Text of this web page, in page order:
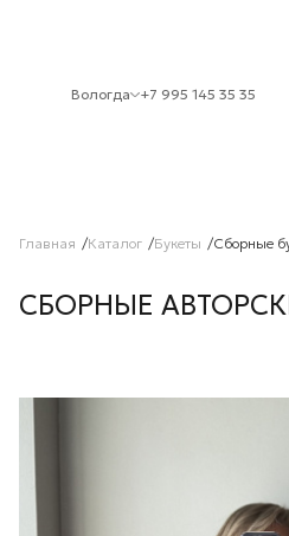
Вологда +7 995 145 35 35
Главная Каталог Букеты Сборные
СБОРНЫЕ